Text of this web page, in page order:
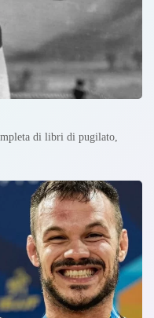
di libri di pugilato,